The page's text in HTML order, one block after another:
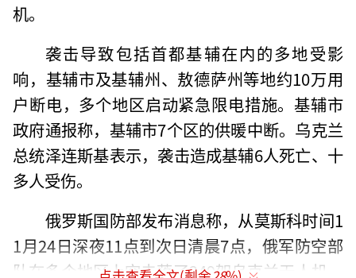
机。
袭击导致包括首都基辅在内的多地受影
响，基辅市及基辅州、敖德萨州等地约10万用
户断电，多个地区启动紧急限电措施。基辅市
政府通报称，基辅市7个区的供暖中断。乌克兰
总统泽连斯基表示，袭击造成基辅6人死亡、十
多人受伤。
俄罗斯国防部发布消息称，从莫斯科时间1
1月24日深夜11点到次日清晨7点，俄军防空部
队在多个地区上空击落了249架乌克兰无人机。